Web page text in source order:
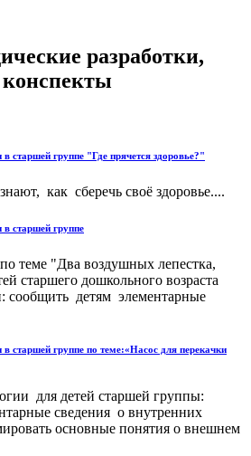
разработки,
в старшей группе "Где прячется здоровье?"
как сберечь своё здоровье....
в старшей группе
теме "Два воздушных лепестка,
старшего дошкольного возраста
сообщить детям элементарные
в старшей группе по теме:«Насос для перекачки
для детей старшей группы:
сведения о внутренних
основные понятия о внешнем